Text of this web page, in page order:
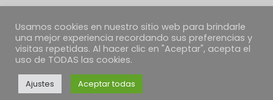
Usamos cookies en nuestro sitio web para brindarle
una mejor experiencia recordando sus preferencias y
visitas repetidas. Al hacer clic en "Aceptar", acepta el
uso de TODAS las cookies.
Ajustes Aceptar todas